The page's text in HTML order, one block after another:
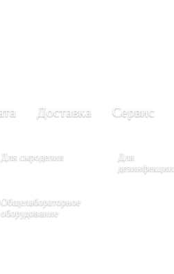
Доставка Сервис
Для сыроделия
Для
дезинфекции
Общелабораторное
оборудование